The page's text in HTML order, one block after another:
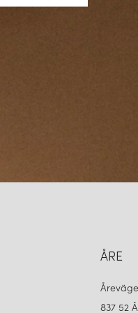
återfinns i många
nyfikenhet på nya uttryck
ÅRE
837 52